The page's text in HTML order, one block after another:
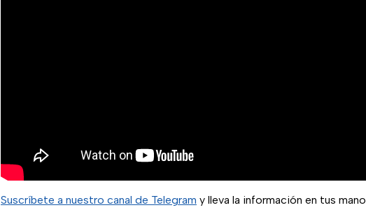
Suscríbete a nuestro canal de Telegram y lleva la información en tus